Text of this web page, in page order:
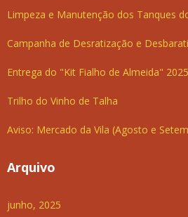
Limpeza e Manutenção dos Tanques
Campanha de Desratização e
Entrega do "Kit Fialho de Almeida" 2025
Trilho do Vinho de Talha
Aviso: Mercado da Vila (Agosto e
Arquivo
junho, 2025